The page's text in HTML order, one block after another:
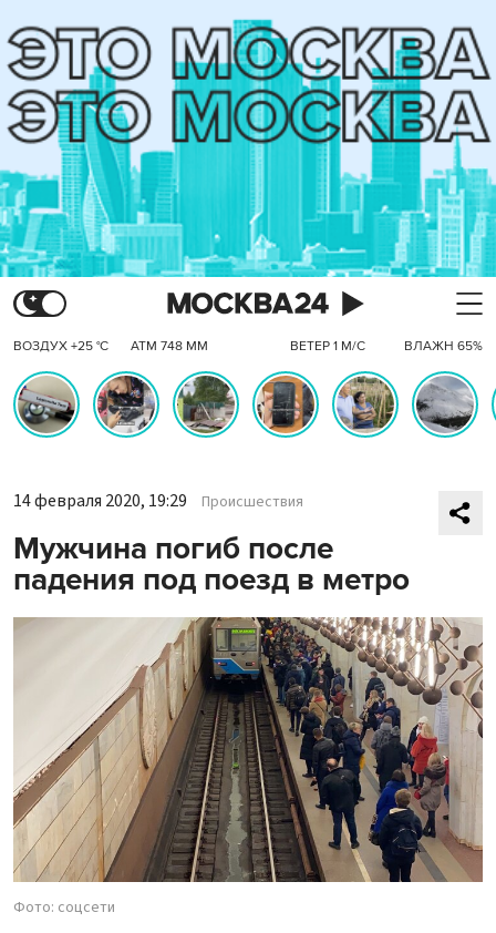
ВОЗДУХ +25 °C АТМ 748 ММ ВЕТЕР 1 М/С ВЛАЖН 65%
14 февраля 2020, 19:29 Происшествия
Мужчина погиб после
падения под поезд в метро
Фото: соцсети